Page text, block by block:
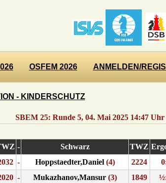
OSFEM 2026 ANMELDEN/
- KINDERSCHUTZ
SBEM 25: Runde 5, 04. Mai 2025 14:47 Uhr
- Schwarz TWZ
- Hoppstaedter,Daniel(4) 2224
- Mukazhanov,Mansur(3) 1849